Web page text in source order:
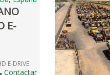
E-
E-DRIVE
Contactar